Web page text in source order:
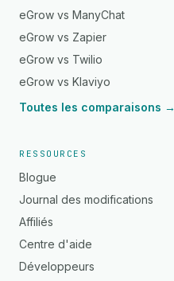
eGrow vs ManyChat
eGrow vs Zapier
eGrow vs Twilio
eGrow vs Klaviyo
Toutes les comparaisons →
RESSOURCES
Blogue
Journal des modifications
Affiliés
Centre d'aide
Développeurs